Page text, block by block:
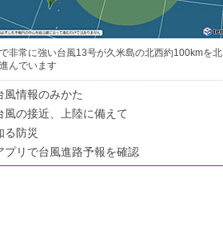
非常に強い台風13号が久米島の北西約100kmを北
んでいます
風情報のみかた
風の接近、上陸に備えて
る防災
プリで台風進路予報を確認